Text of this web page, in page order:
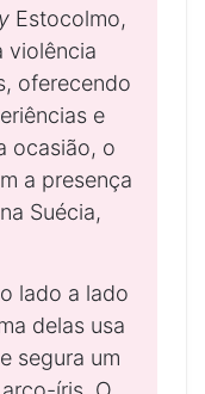
Estocolmo,
violência
oferecendo
e
ocasião, o
a presença
Suécia,